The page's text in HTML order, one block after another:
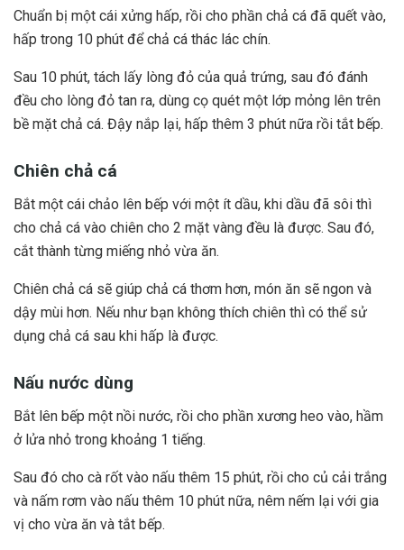
Chuẩn bị một cái xửng hấp, rồi cho phần chả cá đã quết vào,
hấp trong 10 phút để chả cá thác lác chín.
Sau 10 phút, tách lấy lòng đỏ của quả trứng, sau đó đánh
đều cho lòng đỏ tan ra, dùng cọ quét một lớp mỏng lên trên
bề mặt chả cá. Đậy nắp lại, hấp thêm 3 phút nữa rồi tắt bếp.
Chiên chả cá
Bắt một cái chảo lên bếp với một ít dầu, khi dầu đã sôi thì
cho chả cá vào chiên cho 2 mặt vàng đều là được. Sau đó,
cắt thành từng miếng nhỏ vừa ăn.
Chiên chả cá sẽ giúp chả cá thơm hơn, món ăn sẽ ngon và
dậy mùi hơn. Nếu như bạn không thích chiên thì có thể sử
dụng chả cá sau khi hấp là được.
Nấu nước dùng
Bắt lên bếp một nồi nước, rồi cho phần xương heo vào, hầm
ở lửa nhỏ trong khoảng 1 tiếng.
Sau đó cho cà rốt vào nấu thêm 15 phút, rồi cho củ cải trắng
và nấm rơm vào nấu thêm 10 phút nữa, nêm nếm lại với gia
vị cho vừa ăn và tắt bếp.